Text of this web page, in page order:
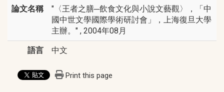
論文名稱
"〈王者之膳─飲食文化與小說文藝觀〉，「中
國中世文學國際學術研討會」，上海復旦大學
主辦。" , 2004年08月
語言 中文
Print this page